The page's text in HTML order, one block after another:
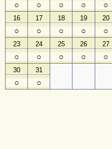
子
ど
も
向
け
イ
ベ
ン
ト
ガ
○ ○ ○ ○ ○
16
○
17
○
18
○
19
○
20
○
23
○
24
○
25
○
26
○
27
○
30
○
31
○